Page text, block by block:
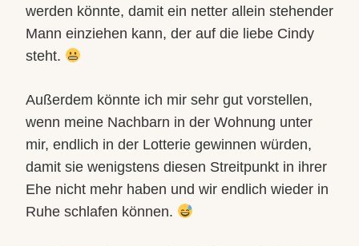
werden könnte, damit ein netter allein stehender
Mann einziehen kann, der auf die liebe Cindy
steht.
Außerdem könnte ich mir sehr gut vorstellen,
wenn meine Nachbarn in der Wohnung unter
mir, endlich in der Lotterie gewinnen würden,
damit sie wenigstens diesen Streitpunkt in ihrer
Ehe nicht mehr haben und wir endlich wieder in
Ruhe schlafen können.